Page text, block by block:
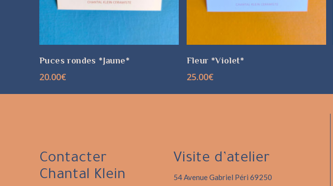
Puces rondes *Jaune*
20.00€
Fleur *Violet*
25.00€
Contacter
Chantal Klein
Visite d’atelier
54 Avenue Gabriel Péri 69250